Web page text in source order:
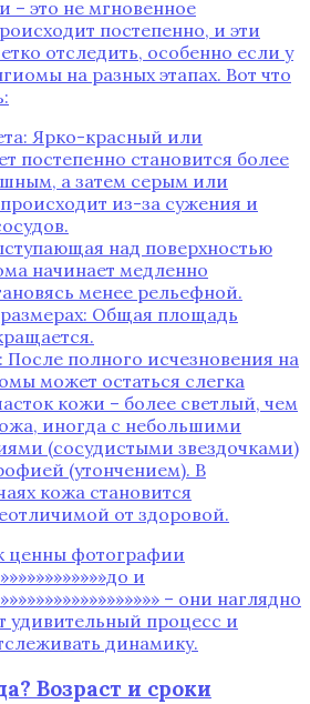
это не мгновенное
постепенно‚ и эти
отследить‚ особенно если у
на разных этапах. Вот что
Ярко-красный или
постепенно становится более
а затем серым или
из-за сужения и
над поверхностью
начинает медленно
менее рельефной.
Общая площадь
После полного исчезновения на
может остаться слегка
кожи – более светлый‚ чем
иногда с небольшими
(сосудистыми звездочками)
(утончением). В
кожа становится
от здоровой.
ценны фотографии
и
– они наглядно
удивительный процесс и
динамику.
Возраст и сроки